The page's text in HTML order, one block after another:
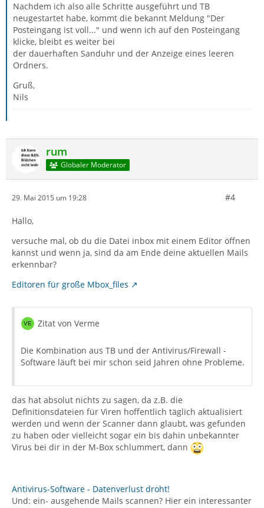
Nachdem ich also alle Schritte ausgeführt und TB
neugestartet habe, kommt die bekannt Meldung "Der
Posteingang ist voll..." und wenn ich auf den Posteingang
klicke, bleibt es weiter bei
der dauerhaften Sanduhr und der Anzeige eines leeren
Ordners.
Gruß,
Nils
rum
Globaler Moderator
29. Mai 2015 um 19:28 #4
Hallo,
versuche mal, ob du die Datei inbox mit einem Editor öffnen
kannst und wenn ja, sind da am Ende deine aktuellen Mails
erkennbar?
Editoren für große Mbox_files
Zitat von Verme
Die Kombination aus TB und der Antivirus/Firewall -
Software läuft bei mir schon seid Jahren ohne Probleme.
das hat absolut nichts zu sagen, da z.B. die
Definitionsdateien für Viren hoffentlich täglich aktualisiert
werden und wenn der Scanner dann glaubt, was gefunden
zu haben oder vielleicht sogar ein bis dahin unbekannter
Virus bei dir in der M-Box schlummert, dann
Antivirus-Software - Datenverlust droht!
Und: ein- ausgehende Mails scannen? Hier ein interessanter